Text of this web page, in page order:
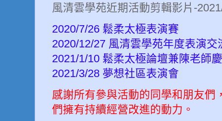
風清雲學苑近期活動剪輯影片-
2020/7/26 鬆柔太極表演賽
2020/12/27 風清雲學苑年度表演交
2021/1/10 鬆柔太極論壇兼陳老師
2021/3/28 夢想社區表演會
感謝所有參與活動的同學和朋友們
們擁有持續經營改進的動力。